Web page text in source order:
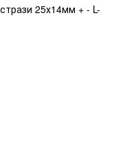
25х14мм + - L-